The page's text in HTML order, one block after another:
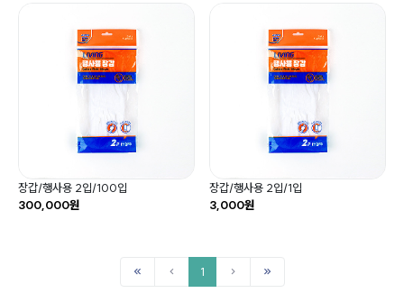
장갑/행사용 2입/100입
300,000원
장갑/행사용 2입/1입
3,000원
1